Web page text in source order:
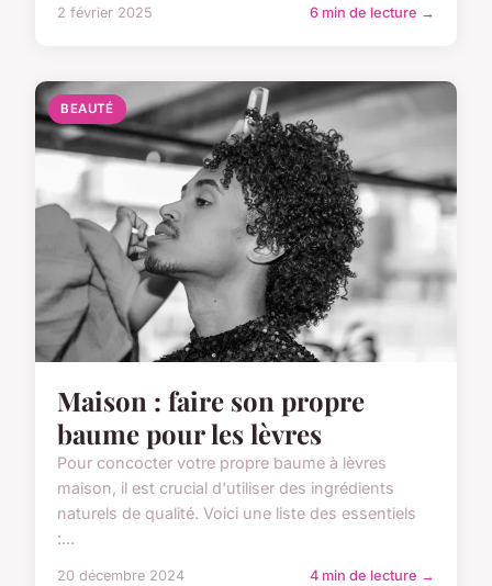
2 février 2025 6 min de lecture →
BEAUTÉ
Maison : faire son propre
baume pour les lèvres
Pour concocter votre propre baume à lèvres
maison, il est crucial d'utiliser des ingrédients
naturels de qualité. Voici une liste des essentiels
:...
20 décembre 2024 4 min de lecture →